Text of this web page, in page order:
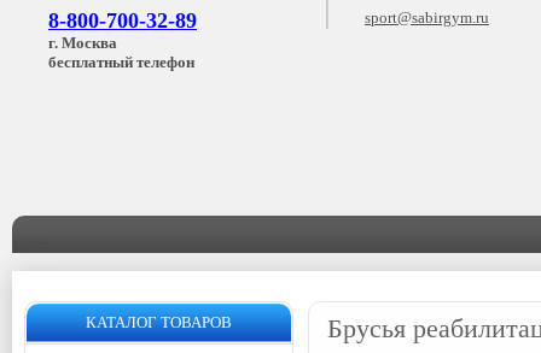
8-800-700-32-89
г. Москва
бесплатный телефон
sport@sabirgym.ru
Брусья
КАТАЛОГ ТОВАРОВ